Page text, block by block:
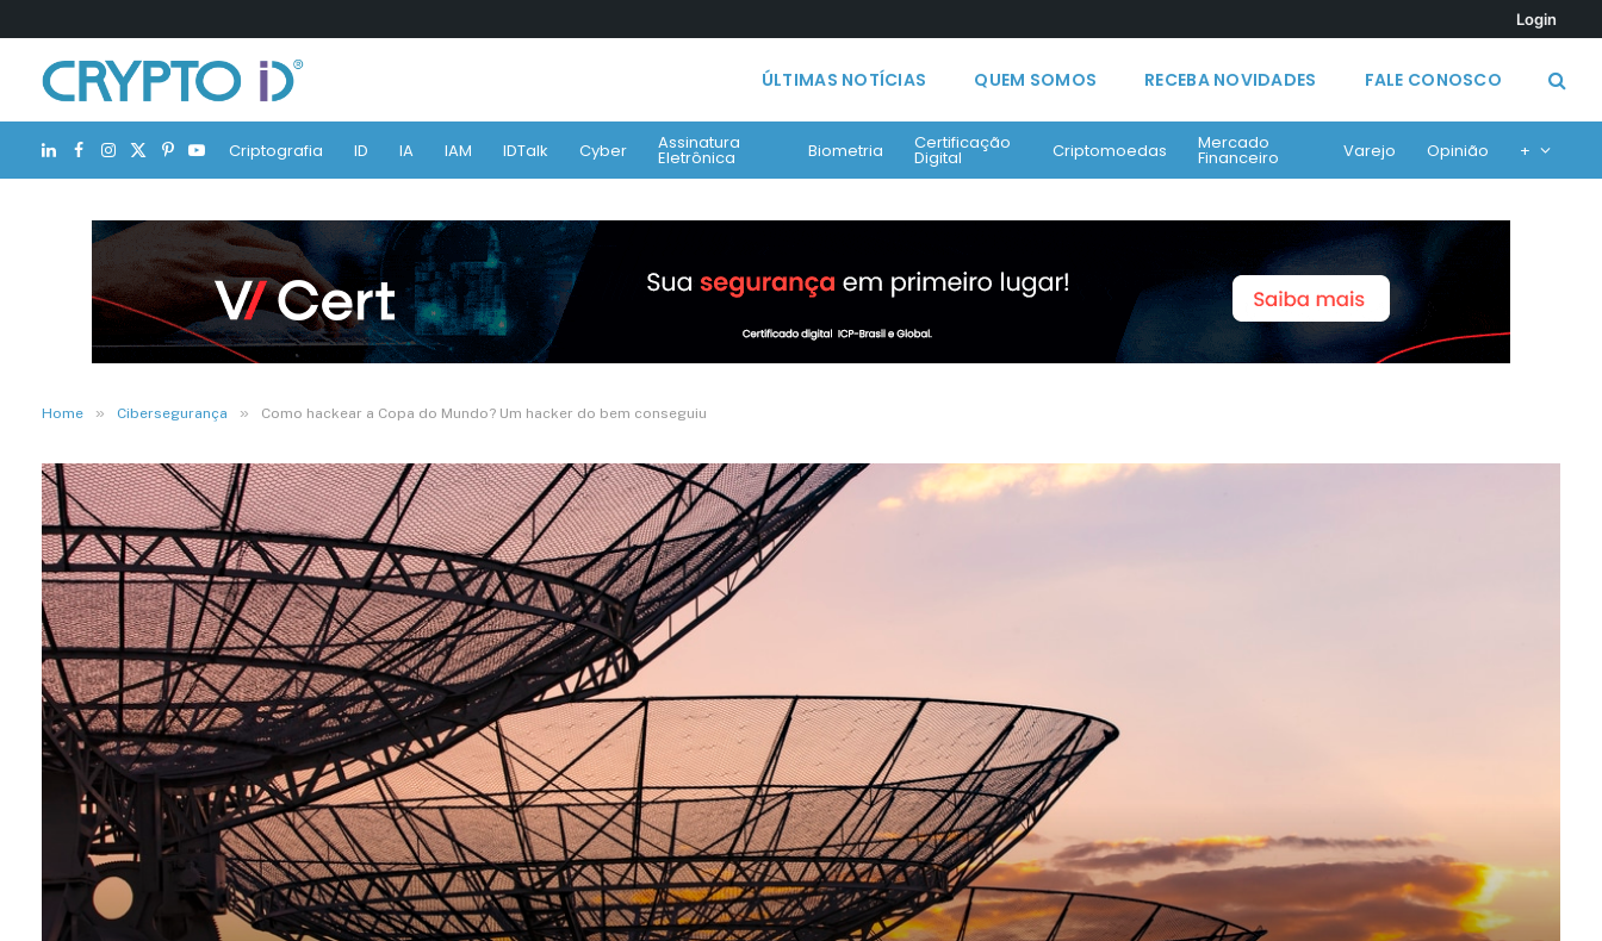
Login
ÚLTIMAS NOTÍCIAS QUEM SOMOS RECEBA NOVIDADES FALE CONOSCO
LinkedIn
Facebook
Instagram
X
(Twitter)
Pinterest
YouTubeCriptografia ID IA IAM IDTalk Cyber Assinatura
Eletrônica Biometria Certificação
Digital Criptomoedas Mercado
Financeiro Varejo Opinião +
Home » Cibersegurança » Como hackear a Copa do Mundo? Um hacker do bem conseguiu